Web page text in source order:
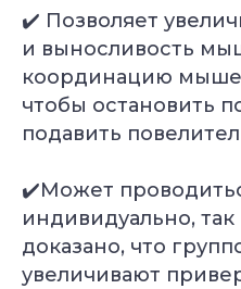
✔️ Позволяет
и выносливость
координацию
чтобы остановить
подавить
✔️Может
индивидуально, так
доказано, что
увеличивают